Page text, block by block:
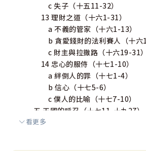
c 失子（十五11-32）
13 理財之道（十六1-31）
a 不義的管家（十六1-13）
b 貪愛錢財的法利賽人（十六
c 財主與拉撒路（十六19-31）
14 忠心的服侍（十七1-10）
a 絆倒人的罪（十七1-4）
b 信心（十七5-6）
c 僕人的比喻（十七7-10）
五 天國的呼召（十七11-十九27）
1 十個痊癒者的回應（十七11-19
看更多